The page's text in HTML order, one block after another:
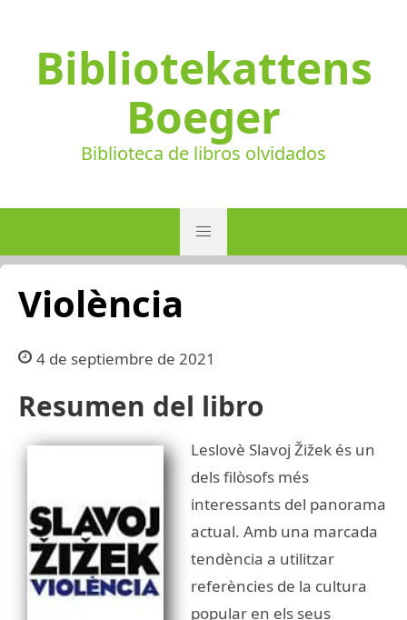
Bibliotekattens
Boeger
Biblioteca de libros olvidados
Violència
4 de septiembre de 2021
Resumen del libro
Leslovè Slavoj Žižek és un
dels filòsofs més
interessants del panorama
actual. Amb una marcada
tendència a utilitzar
referències de la cultura
popular en els seus